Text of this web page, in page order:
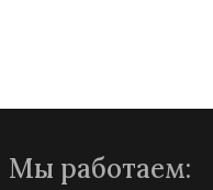
Мы работаем: